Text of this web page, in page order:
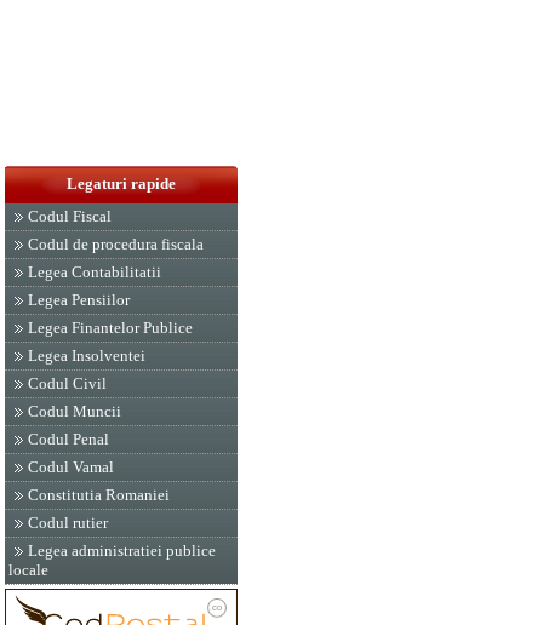
Legaturi rapide
Codul Fiscal
Codul de procedura fiscala
Legea Contabilitatii
Legea Pensiilor
Legea Finantelor Publice
Legea Insolventei
Codul Civil
Codul Muncii
Codul Penal
Codul Vamal
Constitutia Romaniei
Codul rutier
Legea administratiei publice
locale